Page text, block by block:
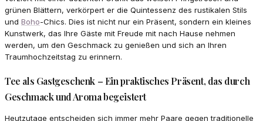
grünen Blättern, verkörpert er die Quintessenz des rustikalen Stils
und Boho-Chics. Dies ist nicht nur ein Präsent, sondern ein kleines
Kunstwerk, das Ihre Gäste mit Freude mit nach Hause nehmen
werden, um den Geschmack zu genießen und sich an Ihren
Traumhochzeitstag zu erinnern.
Tee als Gastgeschenk – Ein praktisches Präsent, das durch
Geschmack und Aroma begeistert
Heutzutage entscheiden sich immer mehr Paare gegen traditionelle